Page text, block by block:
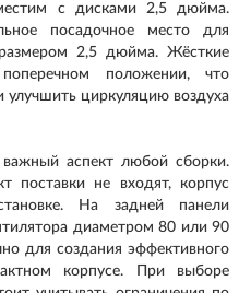
с дисками 2,5 дюйма.
посадочное место для
размером 2,5 дюйма. Жёсткие
положении, что
улучшить циркуляцию воздуха
аспект любой сборки.
поставки не входят, корпус
На задней панели
диаметром 80 или 90
для создания эффективного
корпусе. При выборе